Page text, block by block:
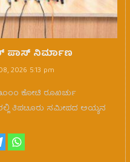
ಪಾಸ್ ನಿರ್ಮಾಣ
2026 5:13 pm
ಕೋಟಿ ರೂಖರ್ಚು
ತಿಪಟೂರು ಸಮೀಪದ ಅಯ್ಯನ